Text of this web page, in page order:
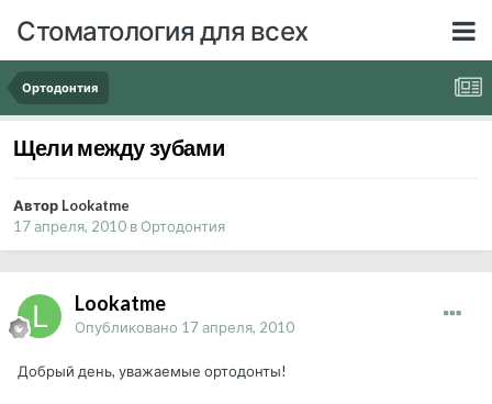
Стоматология для всех
Ортодонтия
Щели между зубами
Автор Lookatme
17 апреля, 2010 в Ортодонтия
Lookatme
Опубликовано 17 апреля, 2010
Добрый день, уважаемые ортодонты!